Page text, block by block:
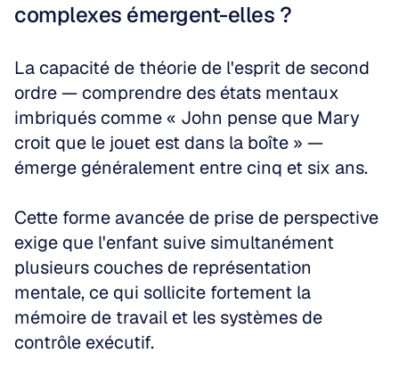
complexes émergent-elles ?
La capacité de théorie de l'esprit de second
ordre — comprendre des états mentaux
imbriqués comme « John pense que Mary
croit que le jouet est dans la boîte » —
émerge généralement entre cinq et six ans.
Cette forme avancée de prise de perspective
exige que l'enfant suive simultanément
plusieurs couches de représentation
mentale, ce qui sollicite fortement la
mémoire de travail et les systèmes de
contrôle exécutif.